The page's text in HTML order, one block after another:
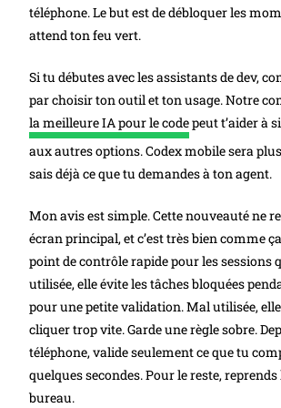
téléphone. Le but est de débloquer les
attend ton feu vert.
Si tu débutes avec les assistants de dev,
par choisir ton outil et ton usage. Notre
la meilleure IA pour le codepeut t’aider à
aux autres options. Codex mobile sera
sais déjà ce que tu demandes à ton agent.
Mon avis est simple. Cette nouveauté ne
écran principal, et c’est très bien comme
point de contrôle rapide pour les sessions
utilisée, elle évite les tâches bloquées
pour une petite validation. Mal utilisée,
cliquer trop vite. Garde une règle sobre.
téléphone, valide seulement ce que tu
quelques secondes. Pour le reste,
bureau.